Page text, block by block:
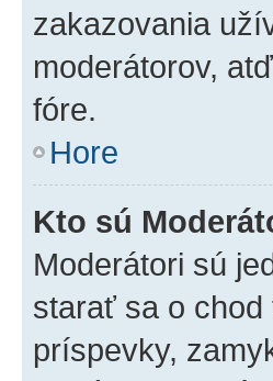
zakazovania
moderátorov,
fóre.
Hore
Kto sú
Moderátori sú
starať sa o
príspevky,